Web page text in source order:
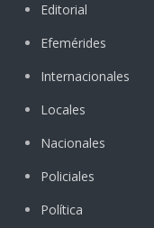
Editorial
Efemérides
Internacionales
Locales
Nacionales
Policiales
Política